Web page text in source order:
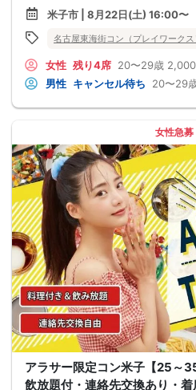
米子市 | 8月22日(土) 16:00〜
名古屋東海街コン（プレイワークス
女性 残り4席 20〜29歳
男性 キャンセル待ち 20〜29
女性急募
アラサー限定コン米子【25～
飲放題付・連絡先交換あり・